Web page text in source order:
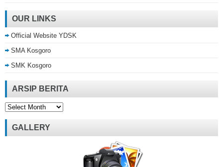
OUR LINKS
Official Website YDSK
SMA Kosgoro
SMK Kosgoro
ARSIP BERITA
Arsip
Berita
GALLERY